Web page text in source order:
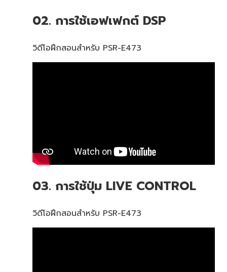
02. การใช้เอฟเฟกต์ DSP
วิดีโอฝึกสอนสำหรับ PSR-E473
03. การใช้ปุ่ม LIVE CONTROL
วิดีโอฝึกสอนสำหรับ PSR-E473